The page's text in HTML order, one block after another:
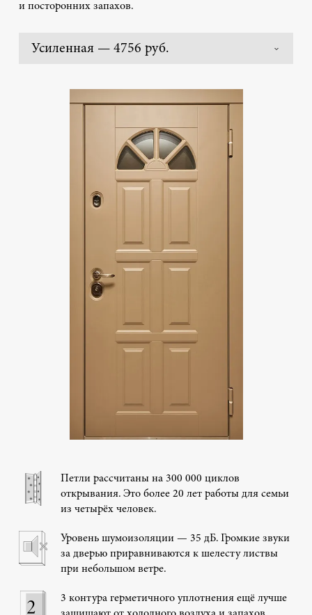
и посторонних запахов.
Усиленная — 4756 руб.
Петли рассчитаны на 300 000 циклов
открывания. Это более 20 лет работы для семьи
из четырёх человек.
Уровень шумоизоляции — 35 дБ. Громкие звуки
за дверью приравниваются к шелесту листвы
при небольшом ветре.
3 контура герметичного уплотнения ещё лучше